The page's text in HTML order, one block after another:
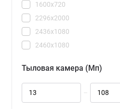
1600x720
2296x2000
2436x1080
2460x1080
2720x1224
2800x1260
Тыловая камера (Мп)
–